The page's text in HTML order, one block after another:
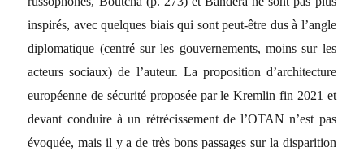
inspirés, avec quelques biais qui sont peut-être dus à l’angle
diplomatique (centré sur les gouvernements, moins sur les
acteurs sociaux) de l’auteur. La proposition d’architecture
européenne de sécurité proposée par le Kremlin fin 2021 et
devant conduire à un rétrécissement de l’OTAN n’est pas
évoquée, mais il y a de très bons passages sur la disparition